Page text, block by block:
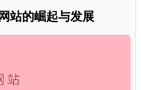
站的崛起与发展